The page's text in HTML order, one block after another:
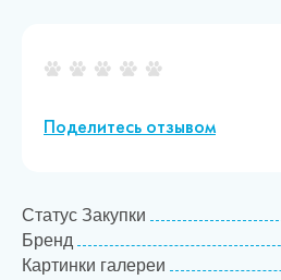
Поделитесь отзывом
Статус Закупки
Бренд
Картинки галереи